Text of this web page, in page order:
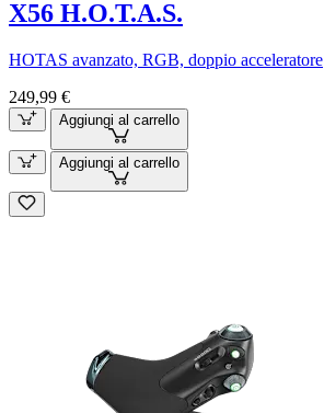
X56 H.O.T.A.S.
HOTAS avanzato, RGB, doppio acceleratore
249,99 €
Aggiungi al carrello
Aggiungi al carrello